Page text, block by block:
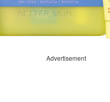
Advertisement